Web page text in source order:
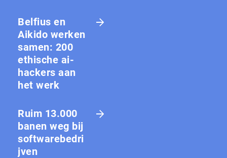
Belfius en
Aikido werken
samen: 200
ethische ai-
hackers aan
het werk
Ruim 13.000
banen weg bij
softwarebedri
jven